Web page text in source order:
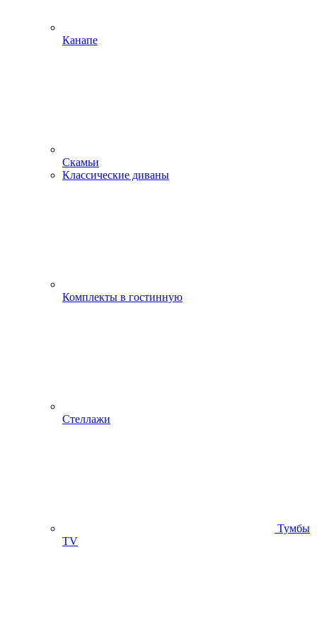
Канапе
Скамьи
Классические диваны
Комплекты в гостинную
Стеллажи
Тумбы
ТV